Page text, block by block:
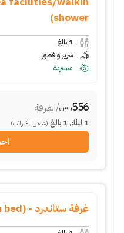
shower)
1 بالغ
سرير و فطور
مستردة
556ر.س/الغرفة
1 ليلة,
1 بالغ (شامل الضرائب)
غرفة ستاندرد - (room, 1 queen bed)